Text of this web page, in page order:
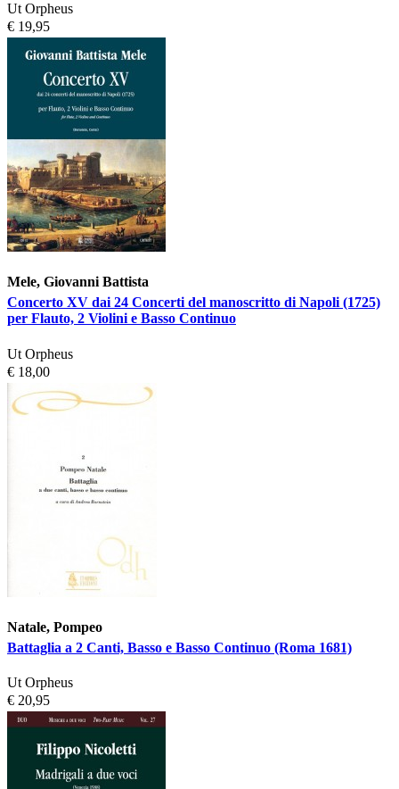
Ut Orpheus
€ 19,95
Mele, Giovanni Battista
Concerto XV dai 24 Concerti del manoscritto di Napoli (1725)
per Flauto, 2 Violini e Basso Continuo
Ut Orpheus
€ 18,00
Natale, Pompeo
Battaglia a 2 Canti, Basso e Basso Continuo (Roma 1681)
Ut Orpheus
€ 20,95